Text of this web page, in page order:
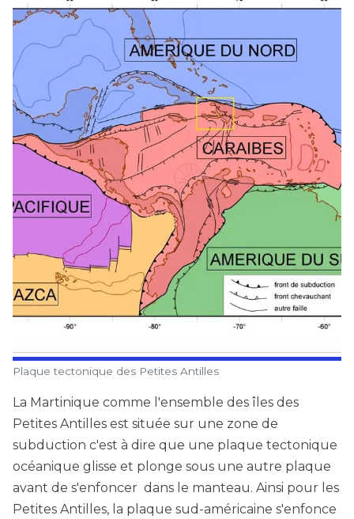
Plaque tectonique des Petites Antilles
La Martinique comme l'ensemble des îles des
Petites Antilles est située sur une zone de
subduction c'est à dire que une plaque tectonique
océanique glisse et plonge sous une autre plaque
avant de s'enfoncer dans le manteau. Ainsi pour les
Petites Antilles, la plaque sud-américaine s'enfonce